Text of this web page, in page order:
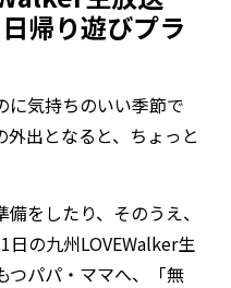
帰り遊びプラ
気持ちのいい季節で
出となると、ちょっと
をしたり、そのうえ、
日の九州LOVEWalker生
つパパ・ママへ、「無